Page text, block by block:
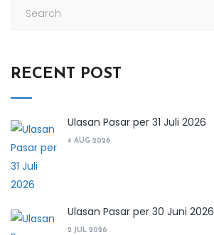
RECENT POST
Ulasan Pasar per 31 Juli 2026
4 AUG 2026
Ulasan Pasar per 30 Juni 2026
2 JUL 2026